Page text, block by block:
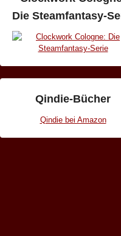
Die Steamfantasy-
Qindie-Bücher
Qindie bei Amazon